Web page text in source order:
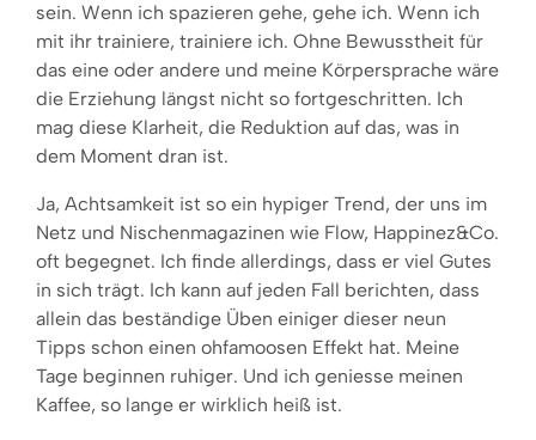
sein. Wenn ich spazieren gehe, gehe ich. Wenn ich
mit ihr trainiere, trainiere ich. Ohne Bewusstheit für
das eine oder andere und meine Körpersprache wäre
die Erziehung längst nicht so fortgeschritten. Ich
mag diese Klarheit, die Reduktion auf das, was in
dem Moment dran ist.
Ja, Achtsamkeit ist so ein hypiger Trend, der uns im
Netz und Nischenmagazinen wie Flow, Happinez&Co.
oft begegnet. Ich finde allerdings, dass er viel Gutes
in sich trägt. Ich kann auf jeden Fall berichten, dass
allein das beständige Üben einiger dieser neun
Tipps schon einen ohfamoosen Effekt hat. Meine
Tage beginnen ruhiger. Und ich geniesse meinen
Kaffee, so lange er wirklich heiß ist.